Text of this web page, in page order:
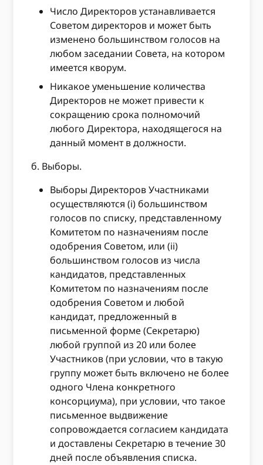
Число Директоров устанавливается
Советом директоров и может быть
изменено большинством голосов на
любом заседании Совета, на котором
имеется кворум.
Никакое уменьшение количества
Директоров не может привести к
сокращению срока полномочий
любого Директора, находящегося на
данный момент в должности.
б. Выборы.
Выборы Директоров Участниками
осуществляются (i) большинством
голосов по списку, представленному
Комитетом по назначениям после
одобрения Советом, или (ii)
большинством голосов из числа
кандидатов, представленных
Комитетом по назначениям после
одобрения Советом и любой
кандидат, предложенный в
письменной форме (Секретарю)
любой группой из 20 или более
Участников (при условии, что в такую ​​
группу может быть включено не более
одного Члена конкретного
консорциума), при условии, что такое
письменное выдвижение
сопровождается согласием кандидата
и доставлены Секретарю в течение 30
дней после объявления списка.